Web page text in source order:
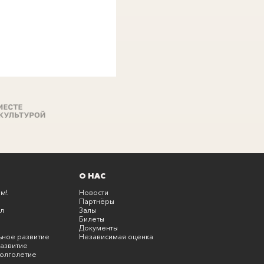
развитие
О НАС
Новости
Партнёры
Залы
Билеты
Документы
Независимая оценка